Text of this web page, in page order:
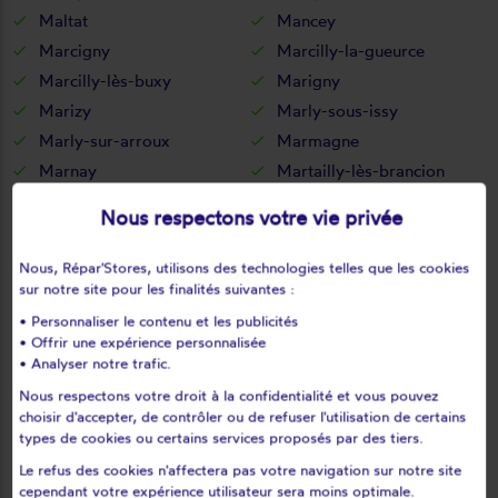
Maltat
Mancey
Marcigny
Marcilly-la-gueurce
Marcilly-lès-buxy
Marigny
Marizy
Marly-sous-issy
Marly-sur-arroux
Marmagne
Marnay
Martailly-lès-brancion
Matour
Mazille
Mellecey
Ménetreuil
Mercurey
Mervans
Messey-sur-grosne
Mesvres
Montagny-lès-buxy
Montagny-près-louhans
Montagny-sur-grosne
Montbellet
Montceau-les-mines
Montceaux-l'etoile
Nous respectons votre vie privée
Nous, Répar'Stores, utilisons des technologies telles que les cookies
sur notre site pour les finalités suivantes :
• Personnaliser le contenu et les publicités
• Offrir une expérience personnalisée
• Analyser notre trafic.
Nous respectons votre droit à la confidentialité et vous pouvez
choisir d'accepter, de contrôler ou de refuser l'utilisation de certains
types de cookies ou certains services proposés par des tiers.
Le refus des cookies n'affectera pas votre navigation sur notre site
cependant votre expérience utilisateur sera moins optimale.